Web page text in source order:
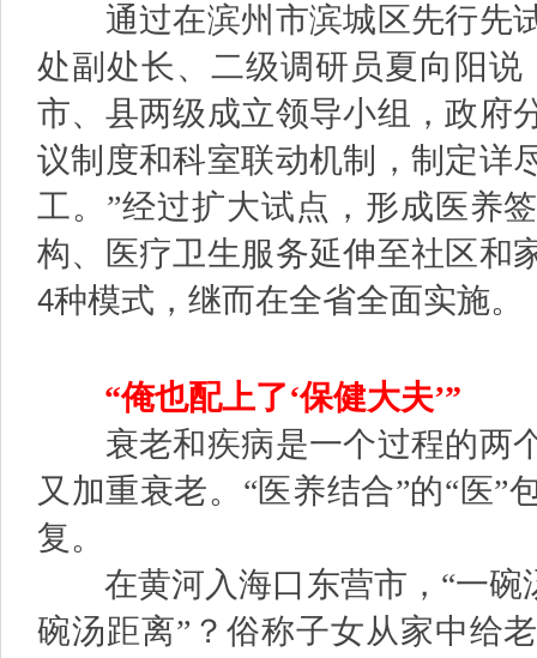
通过在滨州市滨城区先行先
处副处长、二级调研员夏向阳
市、县两级成立领导小组，政府
议制度和科室联动机制，制定详
工。”经过扩大试点，形成医养
构、医疗卫生服务延伸至社区和
4种模式，继而在全省全面实施。
“俺也配上了‘保健大夫’”
衰老和疾病是一个过程的两
又加重衰老。“医养结合”的“医”
复。
在黄河入海口东营市，“一碗
碗汤距离”？俗称子女从家中给